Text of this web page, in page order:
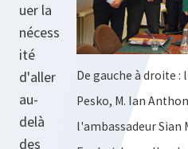
De gauche à droite :
Pesko, M. Ian
l'ambassadeur Sian
uer la
nécess
ité
d'aller
au-
delà
des